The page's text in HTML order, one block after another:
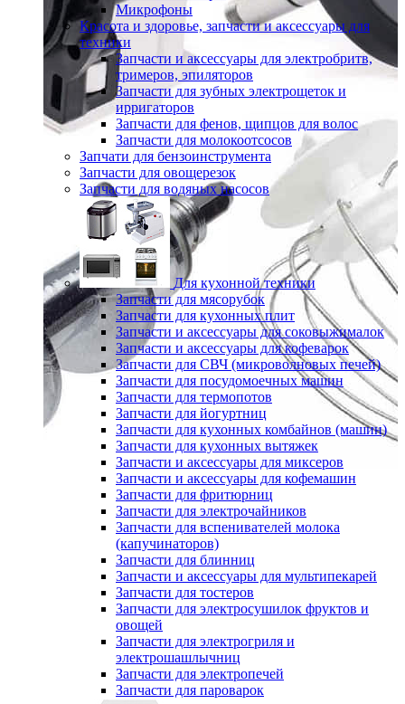
Микрофоны
Красота и здоровье, запчасти и аксессуары для
техники
Запчасти и аксессуары для электробритв,
тримеров, эпиляторов
Запчасти для зубных электрощеток и
ирригаторов
Запчасти для фенов, щипцов для волос
Запчасти для молокоотсосов
Запчати для бензоинструмента
Запчасти для овощерезок
Запчасти для водяных насосов
Для кухонной техники
Запчасти для мясорубок
Запчасти для кухонных плит
Запчасти и аксессуары для соковыжималок
Запчасти и аксессуары для кофеварок
Запчасти для СВЧ (микроволновых печей)
Запчасти для посудомоечных машин
Запчасти для термопотов
Запчасти для йогуртниц
Запчасти для кухонных комбайнов (машин)
Запчасти для кухонных вытяжек
Запчасти и аксессуары для миксеров
Запчасти и аксессуары для кофемашин
Запчасти для фритюрниц
Запчасти для электрочайников
Запчасти для вспенивателей молока
(капучинаторов)
Запчасти для блинниц
Запчасти и аксессуары для мультипекарей
Запчасти для тостеров
Запчасти для электросушилок фруктов и
овощей
Запчасти для электрогриля и
электрошашлычниц
Запчасти для электропечей
Запчасти для пароварок